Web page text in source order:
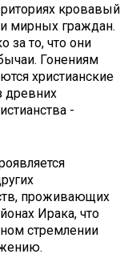
кровавый
мирных граждан.
за то, что они
Гонениям
христианские
древних
-
проживающих
Ирака, что
стремлении